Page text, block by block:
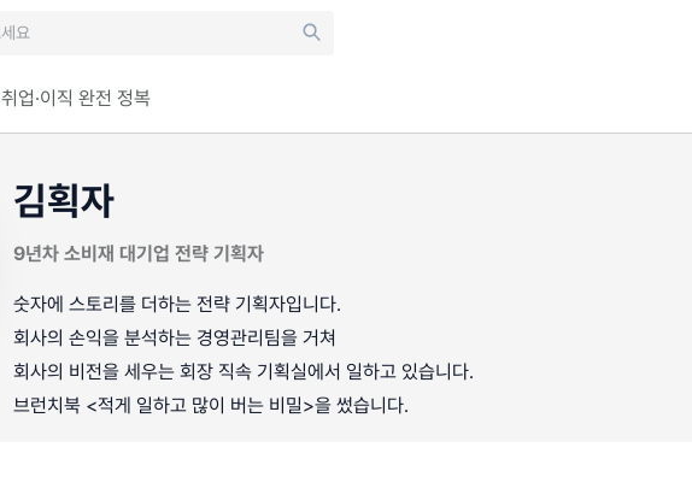
취업·이직 완전 정복
김획자
9년차 소비재 대기업 전략 기획자
숫자에 스토리를 더하는 전략 기획자입니다.
회사의 손익을 분석하는 경영관리팀을 거쳐
회사의 비전을 세우는 회장 직속 기획실에서 일하고 있습니다.
브런치북 <적게 일하고 많이 버는 비밀>을 썼습니다.